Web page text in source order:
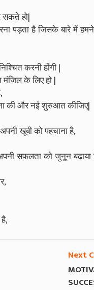
हो|
पड़ता है जिसके बारे में
करनी होंगी |
मंजिल के लिए हो |
की और नई शुरुआत कीजिए|
खूबी को पहचाना है,
सफलता को जुनून बढ़ाया
Next